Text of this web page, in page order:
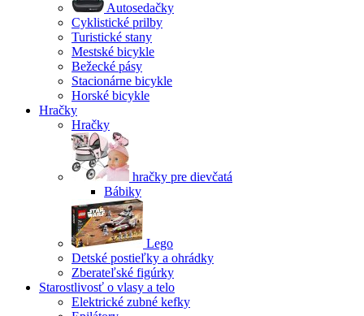
Autosedačky
Cyklistické prilby
Turistické stany
Mestské bicykle
Bežecké pásy
Stacionárne bicykle
Horské bicykle
Hračky
Hračky
hračky pre dievčatá
Bábiky
Lego
Detské postieľky a ohrádky
Zberateľské figúrky
Starostlivosť o vlasy a telo
Elektrické zubné kefky